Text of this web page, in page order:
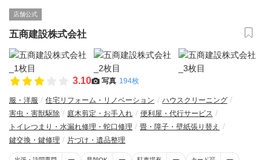
店舗公式
五商建設株式会社
3.10 写真 194枚
服・洋服 住宅リフォーム・リノベーション
ハウスクリーニング
害虫・害獣駆除
庭木剪定・お手入れ
便利屋・代行サービス
トイレつまり・水漏れ修理・蛇口修理
畳・障子・壁紙張り替え
鍵交換・鍵修理
片づけ・遺品整理